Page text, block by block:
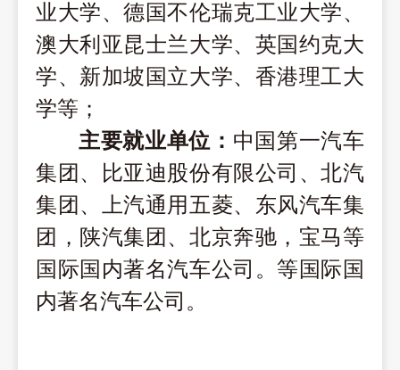
业大学、德国不伦瑞克工业大学、
澳大利亚昆士兰大学、英国约克大
学、新加坡国立大学、香港理工大
学等；
主要就业单位： 中国第一汽车
集团、比亚迪股份有限公司、北汽
集团、上汽通用五菱、东风汽车集
团，陕汽集团、北京奔驰，宝马等
国际国内著名汽车公司。等国际国
内著名汽车公司。